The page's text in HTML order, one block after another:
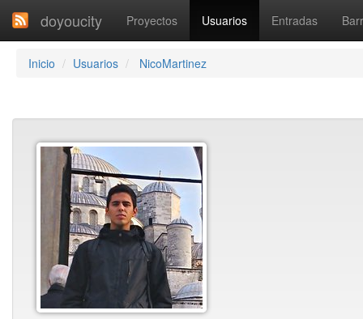
doyoucity Proyectos Usuarios Entradas
Inicio Usuarios NicoMartinez